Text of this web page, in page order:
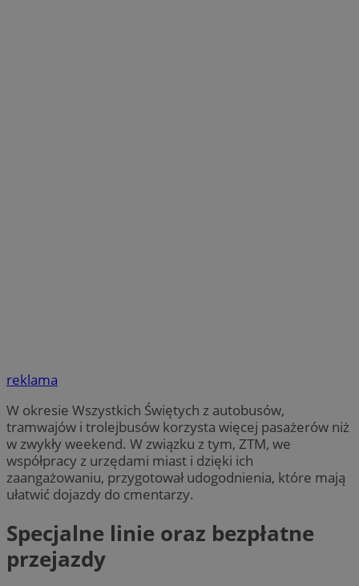
reklama
W okresie Wszystkich Świętych z autobusów,
tramwajów i trolejbusów korzysta więcej pasażerów niż
w zwykły weekend. W związku z tym, ZTM, we
współpracy z urzędami miast i dzięki ich
zaangażowaniu, przygotował udogodnienia, które mają
ułatwić dojazdy do cmentarzy.
Specjalne linie oraz bezpłatne
przejazdy